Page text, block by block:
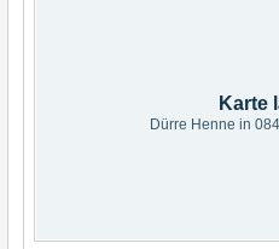
Karte
Dürre Henne in